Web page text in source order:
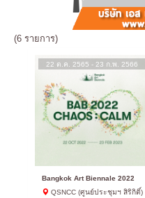
(6 รายการ)
22 ต.ค. 2565 - 23 ก.พ. 2566
Bangkok Art Biennale 2022
QSNCC (ศูนย์ประชุมฯ สิริกิติ์)